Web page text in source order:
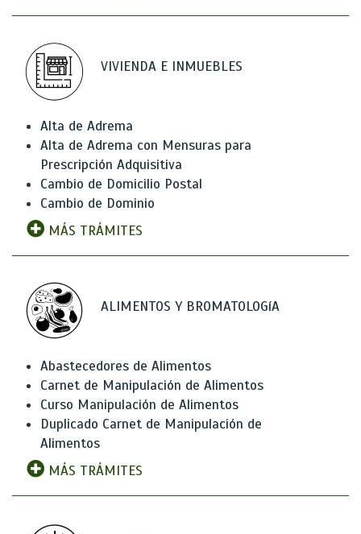
VIVIENDA E INMUEBLES
Alta de Adrema
Alta de Adrema con Mensuras para
Prescripción Adquisitiva
Cambio de Domicilio Postal
Cambio de Dominio
MÁS TRÁMITES
ALIMENTOS Y BROMATOLOGíA
Abastecedores de Alimentos
Carnet de Manipulación de Alimentos
Curso Manipulación de Alimentos
Duplicado Carnet de Manipulación de
Alimentos
MÁS TRÁMITES